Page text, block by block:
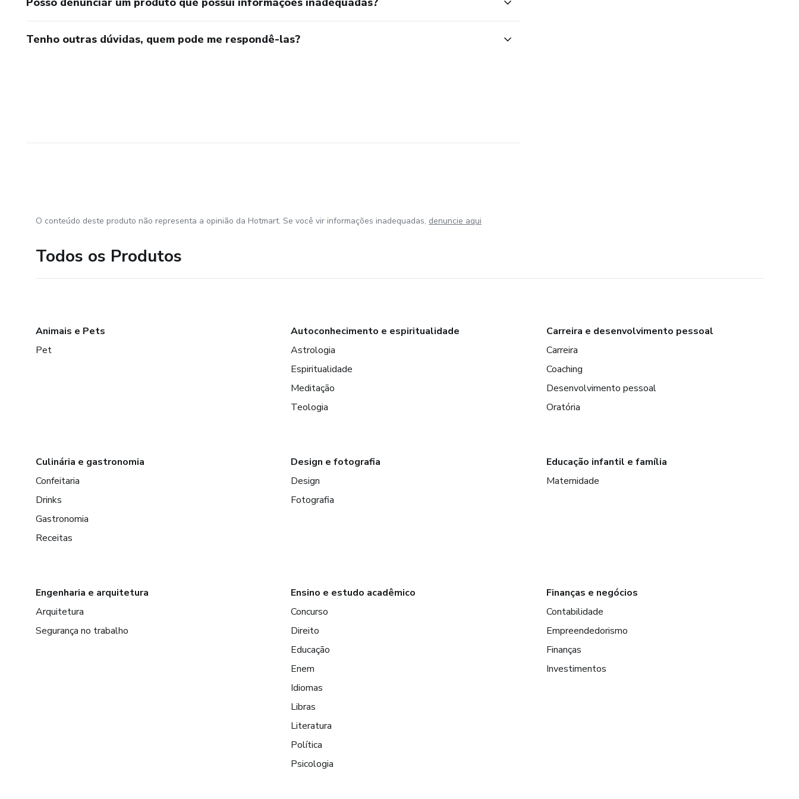
Tenho outras dúvidas, quem pode me respondê-las?
O conteúdo deste produto não representa a opinião da Hotmart. Se você vir informações inadequadas, denuncie aqui
Todos os Produtos
Animais e Pets
Pet
Autoconhecimento e espiritualidade
Astrologia
Espiritualidade
Meditação
Teologia
Carreira e desenvolvimento pessoal
Carreira
Coaching
Desenvolvimento pessoal
Oratória
Culinária e gastronomia
Confeitaria
Drinks
Gastronomia
Receitas
Design e fotografia
Design
Fotografia
Educação infantil e família
Maternidade
Engenharia e arquitetura
Arquitetura
Segurança no trabalho
Ensino e estudo acadêmico
Concurso
Direito
Educação
Enem
Idiomas
Libras
Literatura
Política
Psicologia
Finanças e negócios
Contabilidade
Empreendedorismo
Finanças
Investimentos